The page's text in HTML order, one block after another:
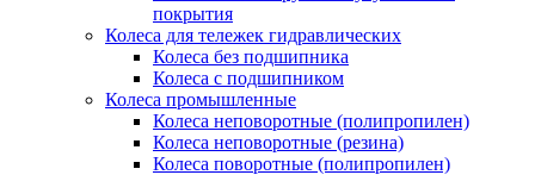
покрытия
Колеса для тележек гидравлических
Колеса без подшипника
Колеса с подшипником
Колеса промышленные
Колеса неповоротные (полипропилен)
Колеса неповоротные (резина)
Колеса поворотные (полипропилен)